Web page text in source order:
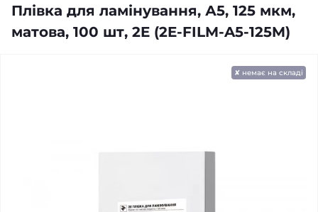
Плівка для ламінування, А5, 125 мкм,
матова, 100 шт, 2E (2E-FILM-A5-125M)
✘ немає на складі